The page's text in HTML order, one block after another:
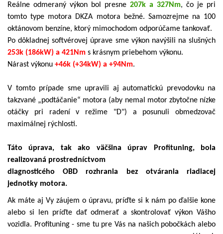
Reálne odmeraný výkon bol presne 207k a 327Nm, čo je pri
tomto type motora DKZA motora bežné. Samozrejme na 100
oktánovom benzíne, ktorý mimochodom odporúčame tankovať.
Po dôkladnej softvérovej úprave sme výkon navýšili na slušných
253k (186kW) a 421Nm s krásnym priebehom výkonu.
Nárast výkonu +46k (+34kW) a +94Nm.
V tomto prípade sme upravili aj automatickú prevodovku na
takzvané „podtáčanie“ motora (aby nemal motor zbytočne nízke
otáčky pri radení v režime "D") a posunuli obmedzovač
maximálnej rýchlosti.
Táto úprava, tak ako väčšina úprav Profituning, bola
realizovaná prostredníctvom
diagnosticého OBD rozhrania bez otvárania riadiacej
jednotky motora.
Ak máte aj Vy záujem o úpravu, príďte si k nám po ďalšie kone
alebo si len príďte dať odmerať a skontrolovať výkon Vášho
vozidla. Profituning - sme tu pre Vás na našich pobočkách alebo